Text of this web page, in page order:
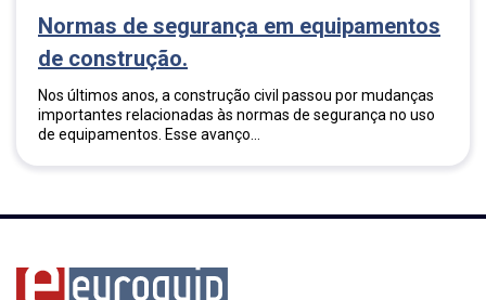
Normas de segurança em equipamentos
de construção.
Nos últimos anos, a construção civil passou por mudanças
importantes relacionadas às normas de segurança no uso
de equipamentos. Esse avanço...